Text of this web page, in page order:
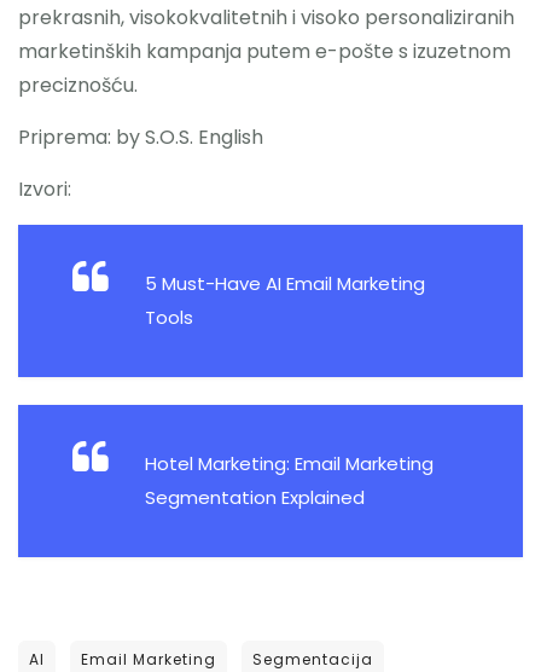
prekrasnih, visokokvalitetnih i visoko personaliziranih
marketinških kampanja putem e-pošte s izuzetnom
preciznošću.
Priprema: by S.O.S. English
Izvori:
5 Must-Have AI Email Marketing
Tools
Hotel Marketing: Email Marketing
Segmentation Explained
AI Email Marketing Segmentacija